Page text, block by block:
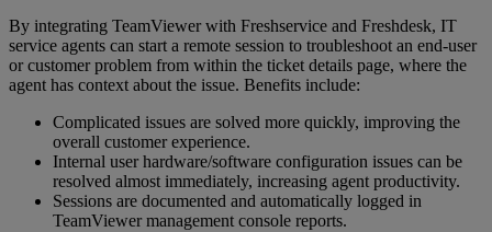
By integrating TeamViewer with Freshservice and Freshdesk, IT
service agents can start a remote session to troubleshoot an end-user
or customer problem from within the ticket details page, where the
agent has context about the issue. Benefits include:
Complicated issues are solved more quickly, improving the
overall customer experience.
Internal user hardware/software configuration issues can be
resolved almost immediately, increasing agent productivity.
Sessions are documented and automatically logged in
TeamViewer management console reports.